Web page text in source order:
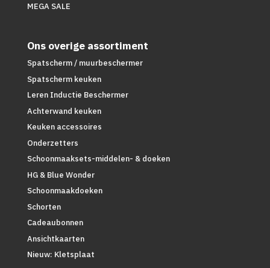
MEGA SALE
Ons overige assortiment
Spatscherm / muurbeschermer
Spatscherm keuken
Leren Inductie Beschermer
Achterwand keuken
Keuken accessoires
Onderzetters
Schoonmaaksets-middelen- & doeken
HG & Blue Wonder
Schoonmaakdoeken
Schorten
Cadeaubonnen
Ansichtkaarten
Nieuw: Kletsplaat